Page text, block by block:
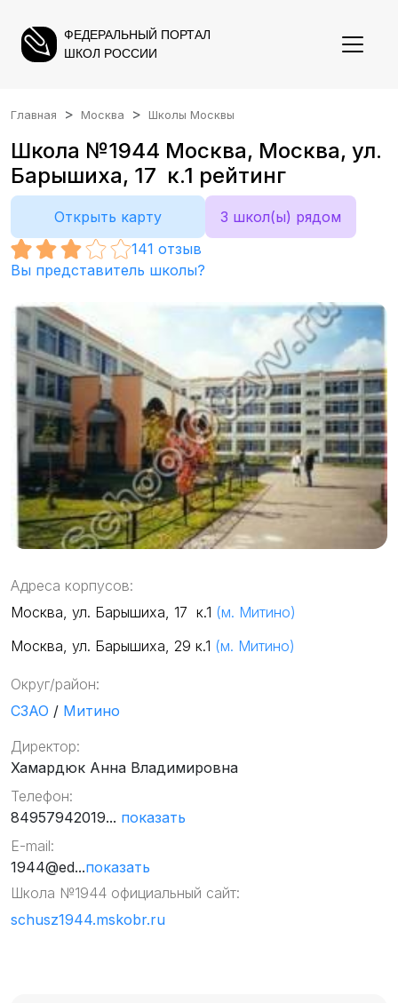
ФЕДЕРАЛЬНЫЙ ПОРТАЛ
ШКОЛ РОССИИ
Главная Москва Школы Москвы
Школа №1944 Москва, Москва, ул.
Барышиха, 17 к.1 рейтинг
Открыть карту
3 школ(ы) рядом
141 отзыв
Вы представитель школы?
Адреса корпусов:
Москва, ул. Барышиха, 17 к.1 (м. Митино)
Москва, ул. Барышиха, 29 к.1 (м. Митино)
Округ/район:
СЗАО / Митино
Директор:
Хамардюк Анна Владимировна
Телефон:
84957942019... показать
E-mail:
1944@ed...показать
Школа №1944 официальный сайт:
schusz1944.mskobr.ru